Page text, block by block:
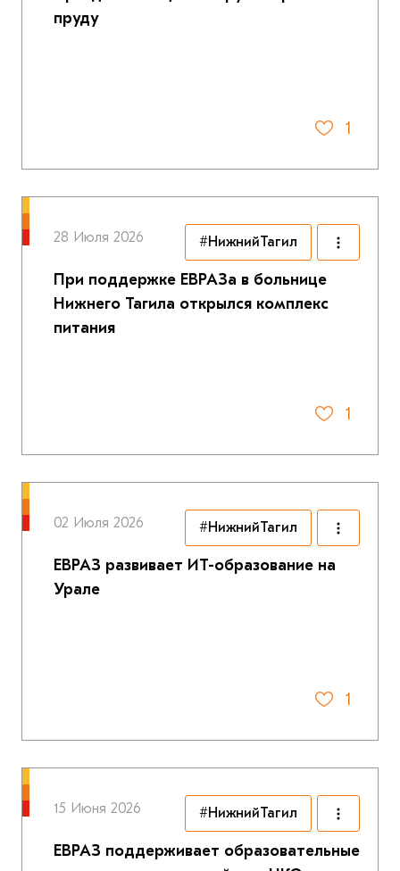
пруду
1
28 Июля 2026
При поддержке ЕВРАЗа в больнице
Нижнего Тагила открылся комплекс
питания
#НижнийТагил
1
02 Июля 2026
ЕВРАЗ развивает ИТ-образование на
Урале
#НижнийТагил
1
15 Июня 2026
ЕВРАЗ поддерживает образовательные
#НижнийТагил